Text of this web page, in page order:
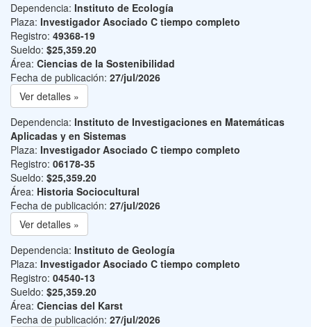
Dependencia: Instituto de Ecología
Plaza: Investigador Asociado C tiempo completo
Registro: 49368-19
Sueldo: $25,359.20
Área: Ciencias de la Sostenibilidad
Fecha de publicación: 27/jul/2026
Ver detalles »
Dependencia: Instituto de Investigaciones en Matemáticas
Aplicadas y en Sistemas
Plaza: Investigador Asociado C tiempo completo
Registro: 06178-35
Sueldo: $25,359.20
Área: Historia Sociocultural
Fecha de publicación: 27/jul/2026
Ver detalles »
Dependencia: Instituto de Geología
Plaza: Investigador Asociado C tiempo completo
Registro: 04540-13
Sueldo: $25,359.20
Área: Ciencias del Karst
Fecha de publicación: 27/jul/2026